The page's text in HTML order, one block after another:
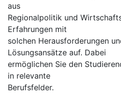
aus
Regionalpolitik und
Erfahrungen mit
solchen Herausforderungen
Lösungsansätze auf. Dabei
ermöglichen Sie den
in relevante
Berufsfelder.